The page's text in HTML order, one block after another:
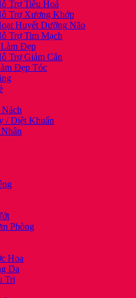
Trợ Tiêu Hoá
Trợ Xương Khớp
Huyết Dưỡng Não
Trợ Tim Mạch
Đẹp
Trợ Giảm Cân
Đẹp Tóc
/ Diệt Khuẩn
Phòng
Hoa
Da
Trị